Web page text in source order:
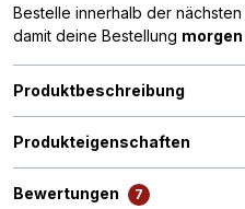
Bestelle innerhalb der nächsten
damit deine Bestellung morgen
Produktbeschreibung
Produkteigenschaften
Bewertungen 7